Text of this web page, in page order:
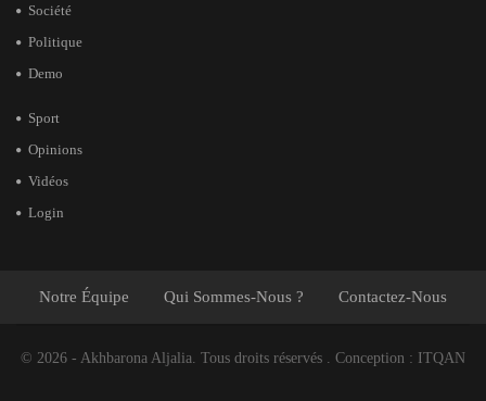
Société
Politique
Demo
Sport
Opinions
Vidéos
Login
Notre Équipe Qui Sommes-Nous ? Contactez-Nous
© 2026 - Akhbarona Aljalia. Tous droits réservés . Conception : ITQAN